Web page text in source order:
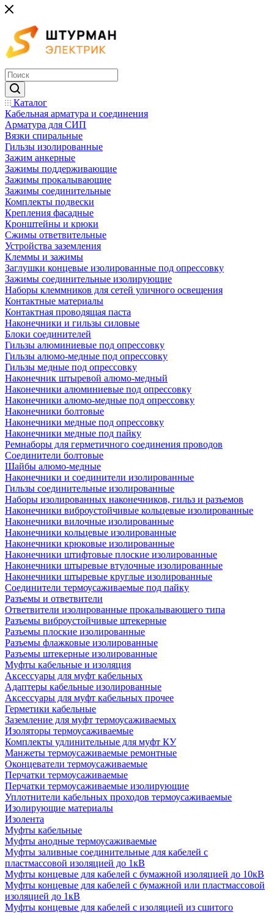
Каталог
Кабельная арматура и соединения
Арматура для СИП
Вязки спиральные
Гильзы изолированные
Зажим анкерные
Зажимы поддерживающие
Зажимы прокалывающие
Зажимы соединительные
Комплекты подвески
Крепления фасадные
Кронштейны и крюки
Сжимы ответвительные
Устройства заземления
Клеммы и зажимы
Заглушки концевые изолированные под опрессовку
Зажимы соединительные изолирующие
Наборы клеммников для сетей уличного освещения
Контактные материалы
Контактная проводящая паста
Наконечники и гильзы силовые
Блоки соединителей
Гильзы алюминиевые под опрессовку
Гильзы алюмо-медные под опрессовку
Гильзы медные под опрессовку
Наконечник штыревой алюмо-медный
Наконечники алюминиевые под опрессовку
Наконечники алюмо-медные под опрессовку
Наконечники болтовые
Наконечники медные под опрессовку
Наконечники медные под пайку
Ремнаборы для герметичного соединения проводов
Соединители болтовые
Шайбы алюмо-медные
Наконечники и соединители изолированные
Гильзы соединительные изолированные
Наборы изолированных наконечников, гильз и разъемов
Наконечники виброустойчивые кольцевые изолированные
Наконечники вилочные изолированные
Наконечники кольцевые изолированные
Наконечники крюковые изолированные
Наконечники штифтовые плоские изолированные
Наконечники штыревые втулочные изолированные
Наконечники штыревые круглые изолированные
Соединители термоусаживаемые под пайку
Разъемы и ответвители
Ответвители изолированные прокалывающего типа
Разъемы виброустойчивые штекерные
Разъемы плоские изолированные
Разъемы флажковые изолированные
Разъемы штекерные изолированные
Муфты кабельные и изоляция
Аксессуары для муфт кабельных
Адаптеры кабельные изолированные
Аксессуары для муфт кабельных прочее
Герметики кабельные
Заземление для муфт термоусаживаемых
Изоляторы термоусаживаемые
Комплекты удлинительные для муфт КУ
Манжеты термоусаживаемые ремонтные
Оконцеватели термоусаживаемые
Перчатки термоусаживаемые
Перчатки термоусаживаемые изолирующие
Уплотнители кабельных проходов термоусаживаемые
Изолирующие материалы
Изолента
Муфты кабельные
Муфты анодные термоусаживаемые
Муфты заливные соединительные для кабелей с
пластмассовой изоляцией до 1кВ
Муфты концевые для кабелей с бумажной изоляцией до 10кВ
Муфты концевые для кабелей с бумажной или пластмассовой
изоляцией до 1кВ
Муфты концевые для кабелей с изоляцией из сшитого